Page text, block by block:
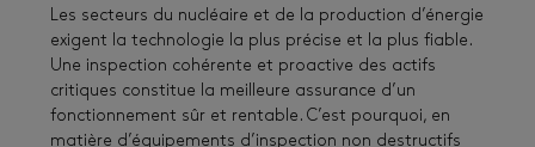
Les secteurs du nucléaire et de la production d’énergie
exigent la technologie la plus précise et la plus fiable.
Une inspection cohérente et proactive des actifs
critiques constitue la meilleure assurance d’un
fonctionnement sûr et rentable. C’est pourquoi, en
matière d’équipements d’inspection non destructifs